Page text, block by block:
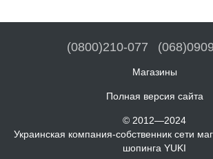
(0800)210-077
Магазины
Полная версия сайта
© 2012—2024
Украинская компания-собственник сети
шопинга YUKI